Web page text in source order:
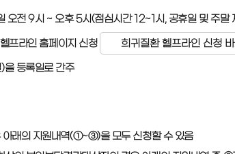
오전 9시 ~ 오후 5시(점심시간 12~1시, 공휴일 및 주말
프라인 홈페이지 신청 희귀질환 헬프라인 신청 바
을 등록일로 간주
아래의 지원내역(①~③)을 모두 신청할 수 있음